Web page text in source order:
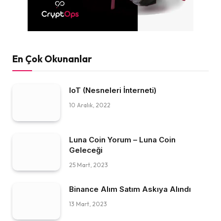
En Çok Okunanlar
IoT (Nesneleri İnterneti)
10 Aralık, 2022
Luna Coin Yorum – Luna Coin
Geleceği
25 Mart, 2023
Binance Alım Satım Askıya Alındı
13 Mart, 2023